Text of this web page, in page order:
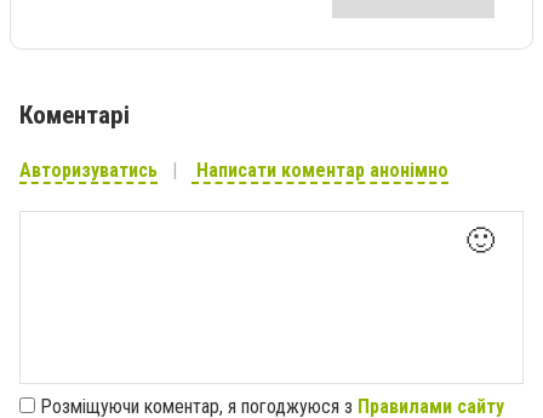
Коментарі
Авторизуватись Написати коментар анонімно
🙂
Розміщуючи коментар, я погоджуюся з Правилами сайту